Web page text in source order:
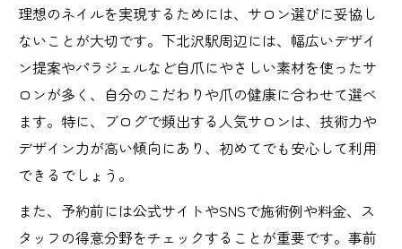
理想のネイルを実現するためには、サロン選びに妥協し
ないことが大切です。下北沢駅周辺には、幅広いデザイ
ン提案やパラジェルなど自爪にやさしい素材を使ったサ
ロンが多く、自分のこだわりや爪の健康に合わせて選べ
ます。特に、ブログで頻出する人気サロンは、技術力や
デザイン力が高い傾向にあり、初めてでも安心して利用
できるでしょう。
また、予約前には公式サイトやSNSで施術例や料金、ス
タッフの得意分野をチェックすることが重要です。事前